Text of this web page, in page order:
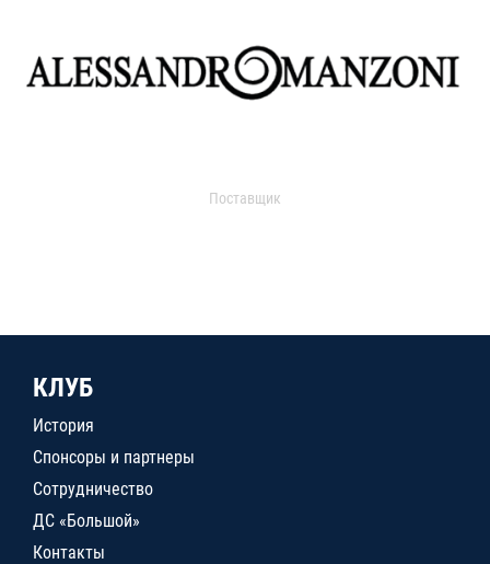
Поставщик
КЛУБ
История
Спонсоры и партнеры
Сотрудничество
ДС «Большой»
Контакты